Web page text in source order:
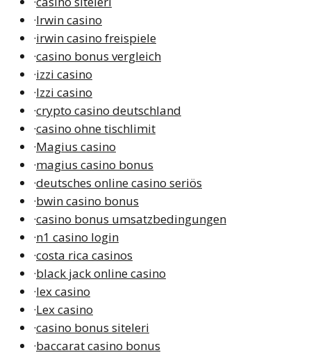
·Irwin casino
·irwin casino freispiele
·casino bonus vergleich
·izzi casino
·Izzi casino
·crypto casino deutschland
·casino ohne tischlimit
·Magius casino
·magius casino bonus
·deutsches online casino seriös
·bwin casino bonus
·casino bonus umsatzbedingungen
·n1 casino login
·costa rica casinos
·black jack online casino
·lex casino
·Lex casino
·casino bonus siteleri
·baccarat casino bonus